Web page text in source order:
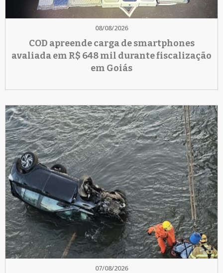
08/08/2026
COD apreende carga de smartphones
avaliada em R$ 648 mil durante fiscalização
em Goiás
07/08/2026